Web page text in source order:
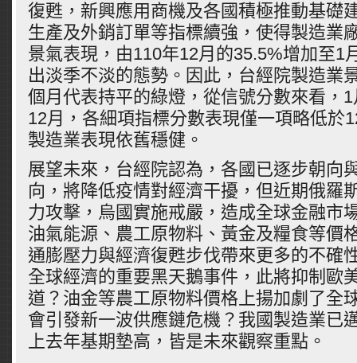
復甦，新興應用商機及各國積極推動基礎
生產及外銷訂單等指標續強，使得製造業
景氣表現，由110年12月的35.5%增加至1
出淡季不淡的態勢。因此，台經院製造業
個月代表持平的綠燈，從信號分數來看，
12月，各細項指標分數表現僅一項略低於
製造業表現依舊穩健。
展望未來，台經院認為，各國已逐步朝向
向，將降低疫情對經濟干擾，但近期俄羅
力攻擊，烏國實施戒嚴，造成全球金融市
油氣能源、農工原物料、黃金及糧食等價
通膨壓力與經濟復甦步伐帶來更多的不確
全球經濟的重要黑天鵝事件，此將抑制歐
道？油金等農工原物料價格上揚加劇了全
會引發新一波供應鏈危機？我國製造業已
上去年基期墊高，皆是未來觀察重點。